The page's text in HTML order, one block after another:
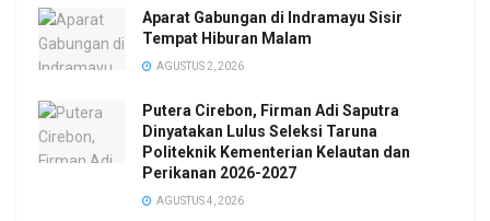
Aparat Gabungan di Indramayu Sisir
Tempat Hiburan Malam
AGUSTUS 2, 2026
Putera Cirebon, Firman Adi Saputra
Dinyatakan Lulus Seleksi Taruna
Politeknik Kementerian Kelautan dan
Perikanan 2026-2027
AGUSTUS 4, 2026